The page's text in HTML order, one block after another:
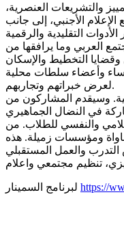
التمييز والتشريعات العنصرية،
الأجنبي، إلى جانب
تشرح كيفية بناء ميزانيات الدولة، وتحليل خططها الحكومية، مع التركيز على خطة 550 المخصصة للمجتمع العربي وما يرافقها من
وأعضاء سلطات محلية
لعرض خبراتهم وتجاربهم.
وسيقدم المشاركون من
والنفسي للطلاب. من
ومؤسسات زميلة. هذه
https://